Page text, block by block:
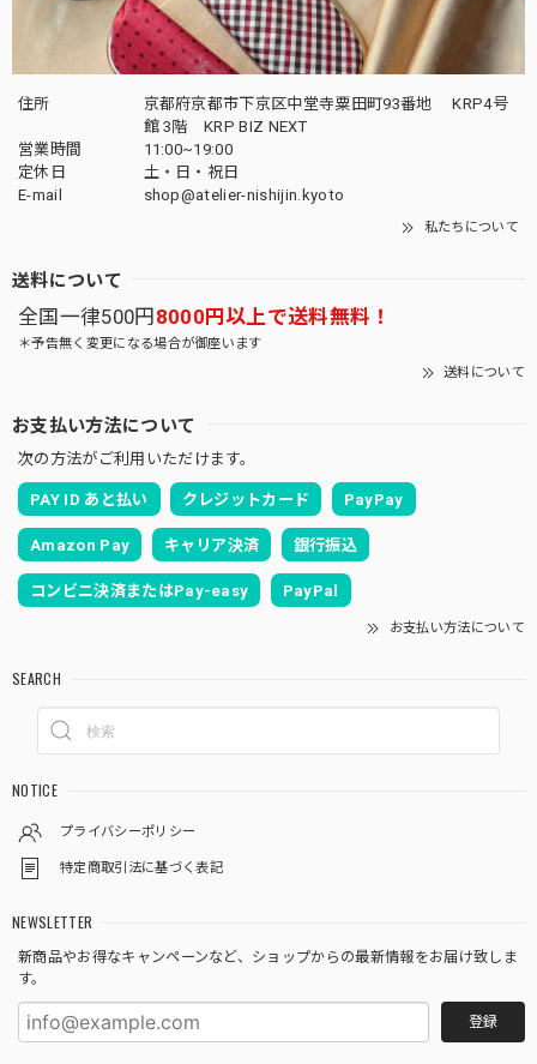
住所
京都府京都市下京区中堂寺粟田町93番地 KRP4号
館 3階 KRP BIZ NEXT
営業時間
11:00~19:00
定休日
土・日・祝日
E-mail
shop@atelier-nishijin.kyoto
私たちについて
送料について
全国一律500円 8000円以上で送料無料！
＊予告無く変更になる場合が御座います
送料について
お支払い方法について
次の方法がご利用いただけます。
PAY ID あと払い クレジットカード PayPay
Amazon Pay キャリア決済 銀行振込
コンビニ決済またはPay-easy PayPal
お支払い方法について
SEARCH
NOTICE
プライバシーポリシー
特定商取引法に基づく表記
NEWSLETTER
新商品やお得なキャンペーンなど、ショップからの最新情報をお届け致しま
す。
登録